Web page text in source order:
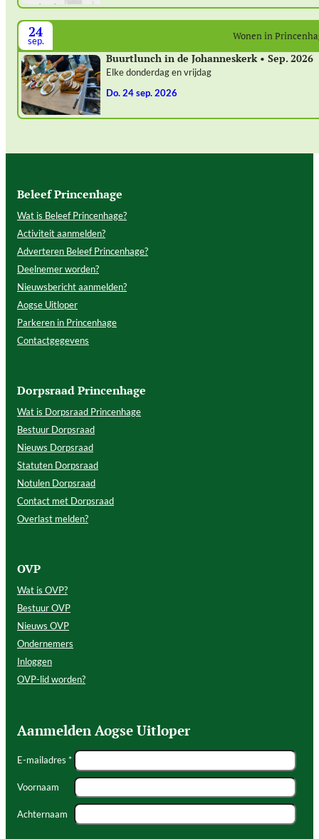
24
sep. Wonen in
Buurtlunch in de Johanneskerk • Sep. 2026
Elke donderdag en vrijdag
do. 24 sep. 2026
Beleef Princenhage
Wat is Beleef Princenhage?
Activiteit aanmelden?
Adverteren Beleef Princenhage?
Deelnemer worden?
Nieuwsbericht aanmelden?
Aogse Uitloper
Parkeren in Princenhage
Contactgegevens
Dorpsraad Princenhage
Wat is Dorpsraad Princenhage
Bestuur Dorpsraad
Nieuws Dorpsraad
Statuten Dorpsraad
Notulen Dorpsraad
Contact met Dorpsraad
Overlast melden?
OVP
Wat is OVP?
Bestuur OVP
Nieuws OVP
Ondernemers
Inloggen
OVP-lid worden?
Aanmelden Aogse Uitloper
E-mailadres *
Voornaam
Achternaam